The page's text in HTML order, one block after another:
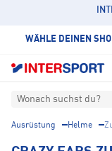
WÄHLE DEINEN
Wonach suchst du?
Ausrüstung Helme